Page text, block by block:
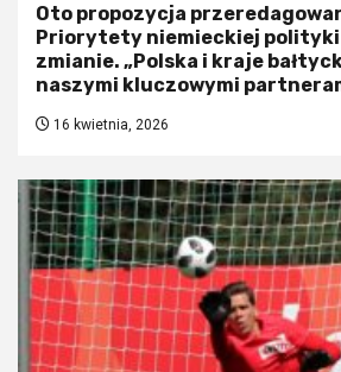
Oto propozycja
Priorytety niemieckiej polityki
zmianie. „Polska i kraje
naszymi kluczowymi
16 kwietnia, 2026